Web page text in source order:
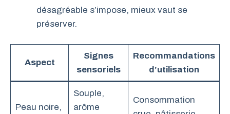
désagréable s’impose, mieux vaut se
préserver.
Aspect
Signes
sensoriels
Recommandations
d’utilisation
Peau noire,
Souple,
arôme
Consommation